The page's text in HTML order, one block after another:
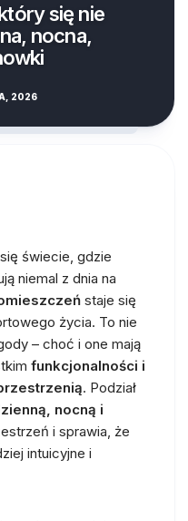
się nie
nocna,
2026
świecie, gdzie
niemal z dnia na
staje się
życia. To nie
– choć i one mają
funkcjonalności i
. Podział
nocną i
i sprawia, że
intuicyjne i